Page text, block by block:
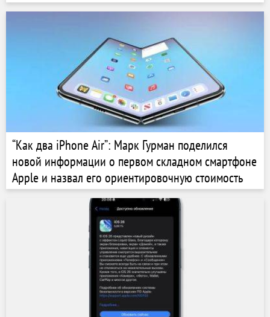
“Как два iPhone Air”: Марк Гурман поделился
новой информации о первом складном смартфоне
Apple и назвал его ориентировочную стоимость